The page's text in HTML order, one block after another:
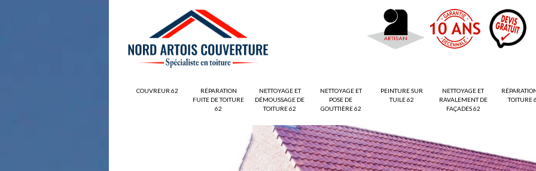
COUVREUR 62
RÉPARATION
FUITE DE TOITURE
62
NETTOYAGE ET
DÉMOUSSAGE DE
TOITURE 62
NETTOYAGE ET
POSE DE
GOUTTIÈRE 62
PEINTURE SUR
TUILE 62
NETTOYAGE ET
RAVALEMENT DE
FAÇADES 62
TOITURE